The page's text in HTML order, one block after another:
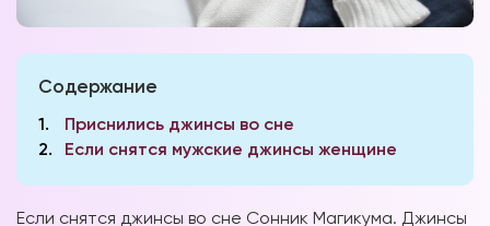
Содержание
1
Приснились джинсы во сне
2
Если снятся мужские джинсы женщине
Если снятся джинсы во сне Сонник Магикума. Джинсы